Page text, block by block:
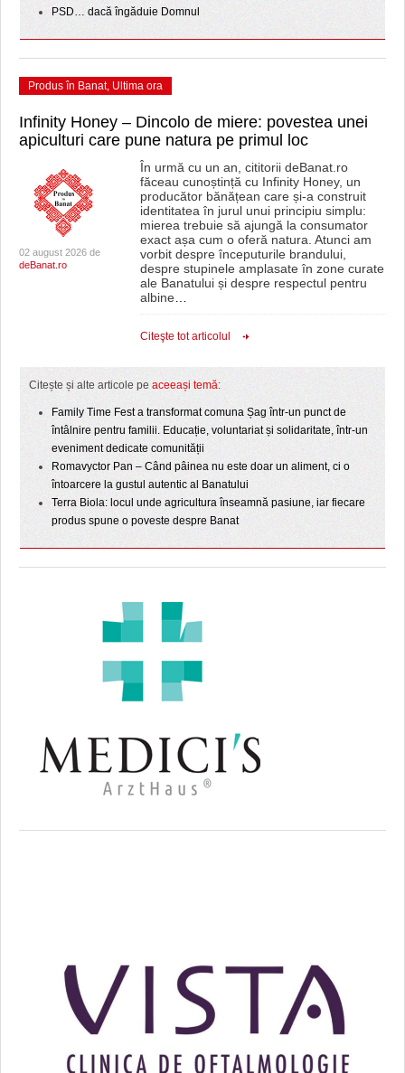
PSD… dacă îngăduie Domnul
Produs în Banat, Ultima ora
Infinity Honey – Dincolo de miere: povestea unei
apiculturi care pune natura pe primul loc
02 august 2026 de
deBanat.ro
În urmă cu un an, cititorii deBanat.ro
făceau cunoștință cu Infinity Honey, un
producător bănățean care și-a construit
identitatea în jurul unui principiu simplu:
mierea trebuie să ajungă la consumator
exact așa cum o oferă natura. Atunci am
vorbit despre începuturile brandului,
despre stupinele amplasate în zone curate
ale Banatului și despre respectul pentru
albine…
Citeşte tot articolul
Citește și alte articole pe aceeași temă:
Family Time Fest a transformat comuna Șag într-un punct de
întâlnire pentru familii. Educație, voluntariat și solidaritate, într-un
eveniment dedicate comunității
Romavyctor Pan – Când pâinea nu este doar un aliment, ci o
întoarcere la gustul autentic al Banatului
Terra Biola: locul unde agricultura înseamnă pasiune, iar fiecare
produs spune o poveste despre Banat